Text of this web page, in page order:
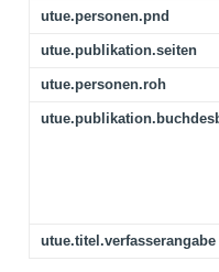
utue.personen.pnd
utue.publikation.seiten
utue.personen.roh
utue.titel.verfasserangabe